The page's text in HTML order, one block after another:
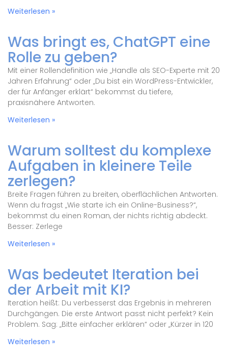
Weiterlesen »
Was bringt es, ChatGPT eine
Rolle zu geben?
Mit einer Rollendefinition wie „Handle als SEO-Experte mit 20
Jahren Erfahrung“ oder „Du bist ein WordPress-Entwickler,
der für Anfänger erklärt“ bekommst du tiefere,
praxisnähere Antworten.
Weiterlesen »
Warum solltest du komplexe
Aufgaben in kleinere Teile
zerlegen?
Breite Fragen führen zu breiten, oberflächlichen Antworten.
Wenn du fragst „Wie starte ich ein Online-Business?“,
bekommst du einen Roman, der nichts richtig abdeckt.
Besser: Zerlege
Weiterlesen »
Was bedeutet Iteration bei
der Arbeit mit KI?
Iteration heißt: Du verbesserst das Ergebnis in mehreren
Durchgängen. Die erste Antwort passt nicht perfekt? Kein
Problem. Sag: „Bitte einfacher erklären“ oder „Kürzer in 120
Weiterlesen »